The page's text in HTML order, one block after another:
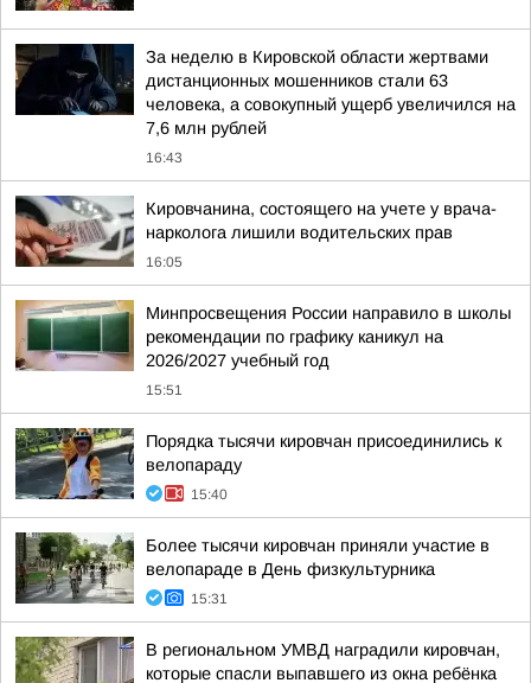
За неделю в Кировской области жертвами
дистанционных мошенников стали 63
человека, а совокупный ущерб увеличился на
7,6 млн рублей
16:43
Кировчанина, состоящего на учете у врача-
нарколога лишили водительских прав
16:05
Минпросвещения России направило в школы
рекомендации по графику каникул на
2026/2027 учебный год
15:51
Порядка тысячи кировчан присоединились к
велопараду
15:40
Более тысячи кировчан приняли участие в
велопараде в День физкультурника
15:31
В региональном УМВД наградили кировчан,
которые спасли выпавшего из окна ребёнка